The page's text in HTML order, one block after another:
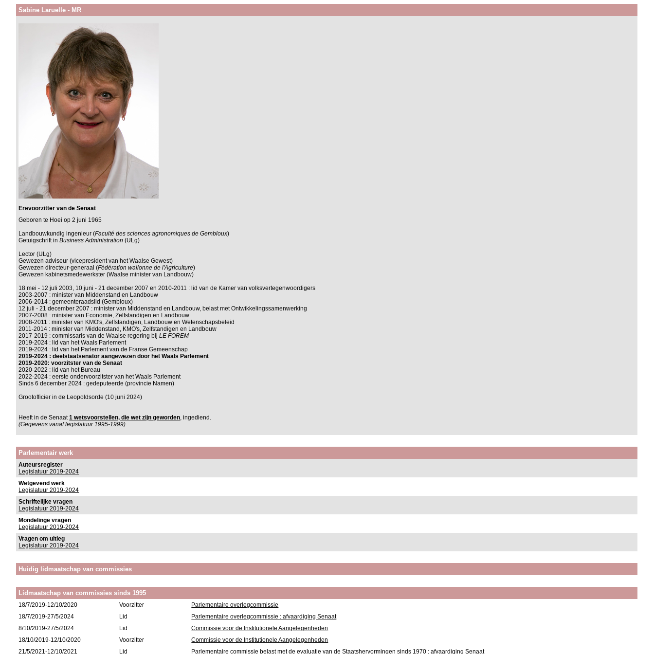
Sabine Laruelle - MR
Erevoorzitter van de Senaat
Geboren te Hoei op 2 juni 1965
Landbouwkundig ingenieur (Faculté des sciences agronomiques de Gembloux)
Getuigschrift inBusiness Administration (ULg)
Lector (ULg)
Gewezen adviseur (vicepresident van het Waalse Gewest)
Gewezen directeur-generaal (Fédération wallonne de l'Agriculture)
Gewezen kabinetsmedewerkster (Waalse minister van Landbouw)
18 mei - 12 juli 2003, 10 juni - 21 december 2007 en 2010-2011 : lid van de Kamer van volksvertegenwoordigers
2003-2007 : minister van Middenstand en Landbouw
2006-2014 : gemeenteraadslid (Gembloux)
12 juli - 21 december 2007 : minister van Middenstand en Landbouw, belast met Ontwikkelingssamenwerking
2007-2008 : minister van Economie, Zelfstandigen en Landbouw
2008-2011 : minister van KMO's, Zelfstandigen, Landbouw en Wetenschapsbeleid
2011-2014 : minister van Middenstand, KMO's, Zelfstandigen en Landbouw
2017-2019 : commissaris van de Waalse regering bijLE FOREM
2019-2024 : lid van het Waals Parlement
2019-2024 : lid van het Parlement van de Franse Gemeenschap
2019-2024 : deelstaatsenator aangewezen door het Waals Parlement
2019-2020: voorzitster van de Senaat
2020-2022 : lid van het Bureau
2022-2024 : eerste ondervoorzitster van het Waals Parlement
Sinds 6 december 2024 : gedeputeerde (provincie Namen)
Grootofficier in de Leopoldsorde (10 juni 2024)
Heeft in de Senaat1 wetsvoorstellen, die wet zijn geworden, ingediend.
(Gegevens vanaf legislatuur 1995-1999)
Parlementair werk
Auteursregister
Legislatuur 2019-2024
Wetgevend werk
Legislatuur 2019-2024
Schriftelijke vragen
Legislatuur 2019-2024
Mondelinge vragen
Legislatuur 2019-2024
Vragen om uitleg
Legislatuur 2019-2024
Huidig lidmaatschap van commissies
Lidmaatschap van commissies sinds 1995
18/7/2019-12/10/2020 Voorzitter
Parlementaire overlegcommissie
18/7/2019-27/5/2024
Lid
Parlementaire overlegcommissie : afvaardiging Senaat
8/10/2019-27/5/2024
Lid
Commissie voor de Institutionele Aangelegenheden
18/10/2019-12/10/2020
Voorzitter
Commissie voor de Institutionele Aangelegenheden
21/5/2021-12/10/2021
Lid Parlementaire commissie belast met de evaluatie van de Staatshervormingen sinds 1970 : afvaardiging Senaat